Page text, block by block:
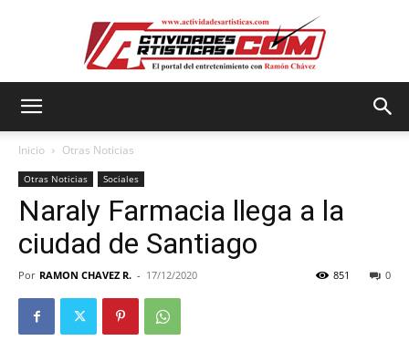
Inicio Otras Noticias
Otras Noticias Sociales
Naraly Farmacia llega a la
ciudad de Santiago
Por RAMON CHAVEZ R. - 17/12/2020 0
851